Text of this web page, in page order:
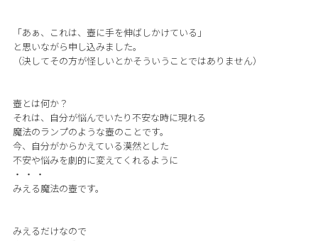
「あぁ、これは、壺に手を伸ばしかけている」
と思いながら申し込みました。
（決してその方が怪しいとかそういうことではありません）
壺とは何か？
それは、自分が悩んでいたり不安な時に現れる
魔法のランプのような壺のことです。
今、自分がからかえている漠然とした
不安や悩みを劇的に変えてくれるように
・ ・ ・
みえる魔法の壺です。
みえるだけなので